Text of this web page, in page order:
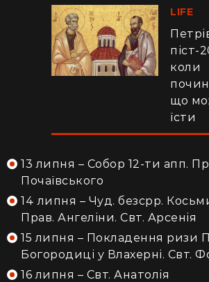
LIFE
піст-
коли
що
їсти
13 липня – Собор 12-ти апп.
Почаївського
14 липня – Чуд. безсрр.
Прав. Ангеліни. Свт. Арсенія
15 липня – Покладення ризи
Богородиці у Влахерні. Свт.
16 липня – Свт. Анатолія